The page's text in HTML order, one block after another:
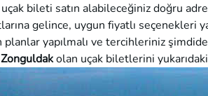
bileti satın alabileceğiniz doğru
gelince, uygun fiyatlı seçenekleri
planlar yapılmalı ve tercihleriniz
Zonguldakolan uçak biletlerini